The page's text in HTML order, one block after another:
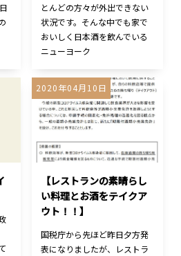
とんどの方々が外出できない
状況です。そんな中でも家で
おいしく日本酒を飲んでいる
ニューヨーク
2020年04月10日
【レストランの素晴らし
い料理とお酒をテイクア
ウト！！】
国税庁から先ほど昨日夕方発
表になりましたが、レストラ